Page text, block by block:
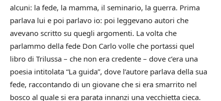
alcuni: la fede, la mamma, il seminario, la guerra. Prima
parlava lui e poi parlavo io: poi leggevano autori che
avevano scritto su quegli argomenti. La volta che
parlammo della fede Don Carlo volle che portassi quel
libro di Trilussa – che non era credente – dove c’era una
poesia intitolata “La guida”, dove l’autore parlava della sua
fede, raccontando di un giovane che si era smarrito nel
bosco al quale si era parata innanzi una vecchietta cieca.